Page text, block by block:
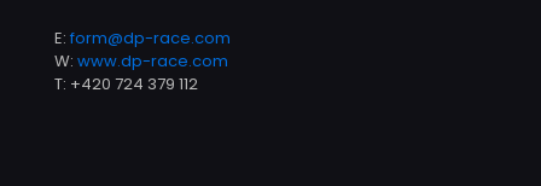
E: form@dp-race.com
W: www.dp-race.com
T: +420 724 379 112